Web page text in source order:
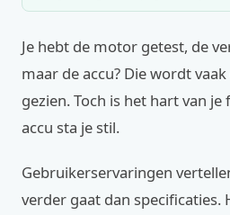
Je hebt de motor getest, de
maar de accu? Die wordt
gezien. Toch is het hart van
accu sta je stil.
Gebruikerservaringen
verder gaat dan specificaties.